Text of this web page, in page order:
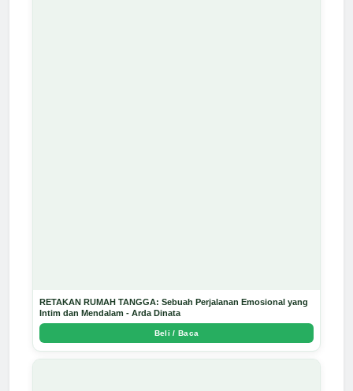
RETAKAN RUMAH TANGGA: Sebuah Perjalanan Emosional yang
Intim dan Mendalam - Arda Dinata
Beli / Baca